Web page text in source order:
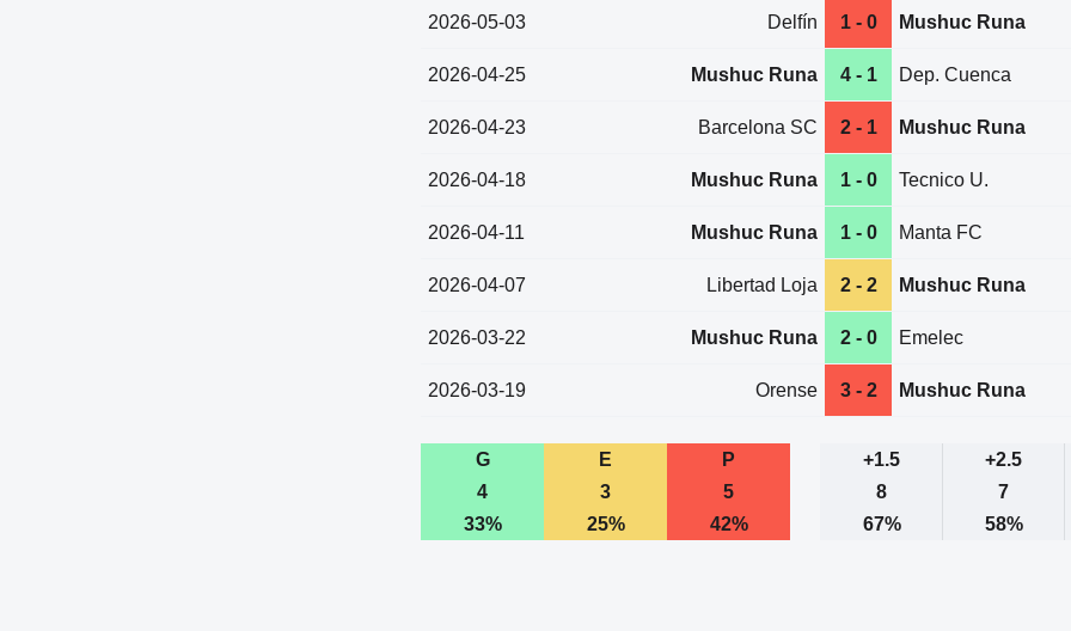
2026-05-03 Delfín 1 - 0 Mushuc Runa
2026-04-25 Mushuc Runa 4 - 1 Dep. Cuenca
2026-04-23 Barcelona SC 2 - 1 Mushuc Runa
2026-04-18 Mushuc Runa 1 - 0 Tecnico U.
2026-04-11 Mushuc Runa 1 - 0 Manta FC
2026-04-07 Libertad Loja 2 - 2 Mushuc Runa
2026-03-22 Mushuc Runa 2 - 0 Emelec
2026-03-19 Orense 3 - 2 Mushuc Runa
G E P +1.5 +2.5
4
3 5 8 7
33%
25% 42% 67% 58%